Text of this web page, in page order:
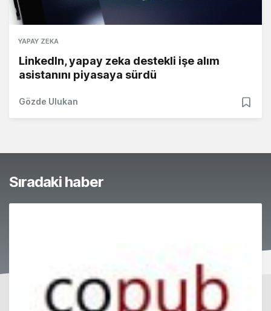
YAPAY ZEKA
LinkedIn, yapay zeka destekli işe alım
asistanını piyasaya sürdü
Gözde Ulukan
Sıradaki haber